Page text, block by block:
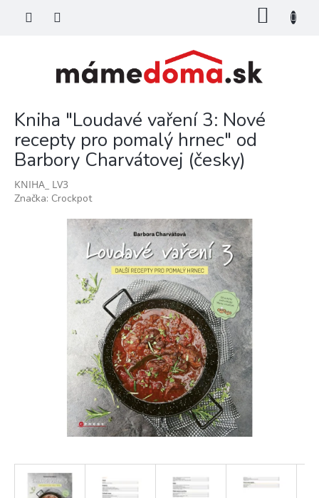
Kniha "Loudavé vaření 3: Nové
recepty pro pomalý hrnec" od
Barbory Charvátovej (česky)
KNIHA_ LV3
Značka: Crockpot